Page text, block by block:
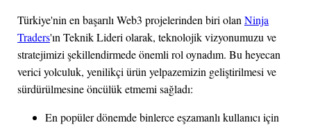
Türkiye'nin en başarılı Web3 projelerinden biri olan Ninja
Traders'ın Teknik Lideri olarak, teknolojik vizyonumuzu ve
stratejimizi şekillendirmede önemli rol oynadım. Bu heyecan
verici yolculuk, yenilikçi ürün yelpazemizin geliştirilmesi ve
sürdürülmesine öncülük etmemi sağladı:
En popüler dönemde binlerce eşzamanlı kullanıcı için